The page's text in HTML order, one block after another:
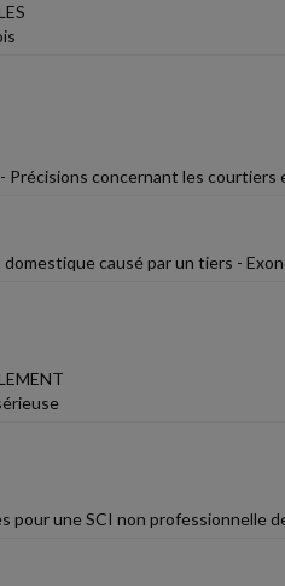
Précisions concernant les
causé par un tiers -
pour une SCI non professionnelle